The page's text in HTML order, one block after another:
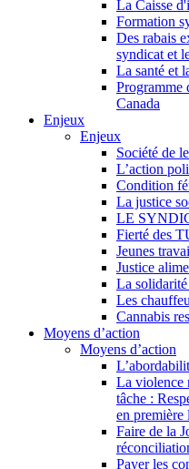
La Caisse
Formation
Des rabais
syndicat et
La santé et
Programme
Canada
Enjeux
Enjeux
Société de
L’action
Condition
La justice
LE
Fierté des
Jeunes
Justice
La
Les
Cannabis
Moyens d’action
Moyens d’action
La violence
tâche :
en première
Faire de la
Payer les